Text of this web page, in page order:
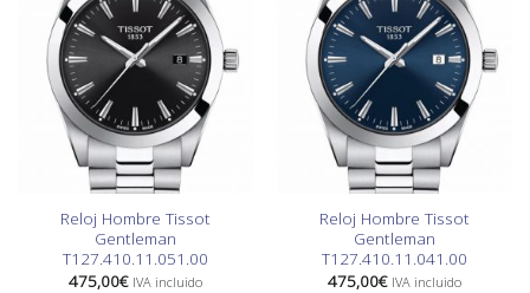
Reloj Hombre Tissot
Gentleman
T127.410.11.051.00
475,00€ IVA incluido
Reloj Hombre Tissot
Gentleman
T127.410.11.041.00
475,00€ IVA incluido